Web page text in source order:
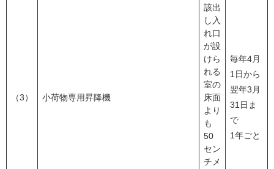
（3） 小荷物専用昇降機
該出
し入
れ口
が設
けら
れる
室の
床面
より
も
50
セン
チメ
毎年4月
1日から
翌年3月
31日ま
で
1年ごと